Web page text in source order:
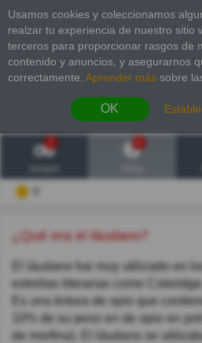
Usamos cookies y coleccionamos
realzar tu experiencia de nuestro sitio
terceros para proporcionar rasgos de
contenido y anuncios, y asegurarnos
correctamente. Aprender más sobre
OK
2
¿Qué era el láudano?
El láudano fue muy utilizado en
estrellas literarias como
Es una tintura de opio que
10% de su peso en de opio en
de morfina). El láudano se